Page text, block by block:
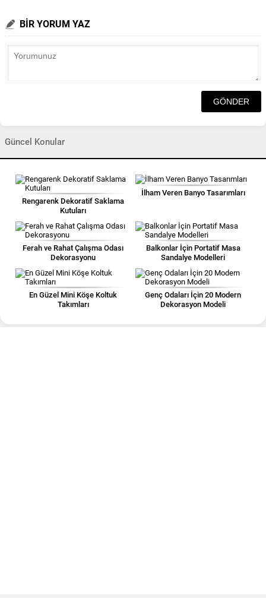
BİR YORUM YAZ
Güncel Konular
Rengarenk Dekoratif Saklama
Kutuları
İlham Veren Banyo Tasarımları
Ferah ve Rahat Çalışma Odası
Dekorasyonu
Balkonlar İçin Portatif Masa
Sandalye Modelleri
En Güzel Mini Köşe Koltuk
Takımları
Genç Odaları İçin 20 Modern
Dekorasyon Modeli